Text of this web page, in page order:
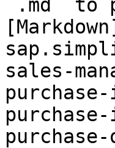
`.md` to
sales-